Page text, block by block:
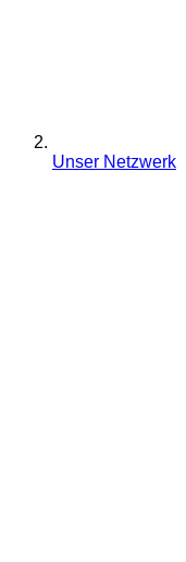
Unser Netzwerk